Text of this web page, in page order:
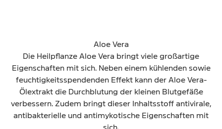
Aloe Vera
Die Heilpflanze Aloe Vera bringt viele großartige
Eigenschaften mit sich. Neben einem kühlenden sowie
feuchtigkeitsspendenden Effekt kann der Aloe Vera-
Ölextrakt die Durchblutung der kleinen Blutgefäße
verbessern. Zudem bringt dieser Inhaltsstoff antivirale,
antibakterielle und antimykotische Eigenschaften mit